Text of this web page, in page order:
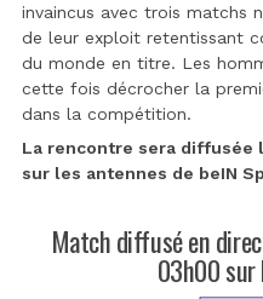
invaincus avec trois matchs
de leur exploit retentissant
du monde en titre. Les
cette fois décrocher la
dans la compétition.
La rencontre sera diffusée
sur les antennes de beIN
Match diffusé en
03h00 sur